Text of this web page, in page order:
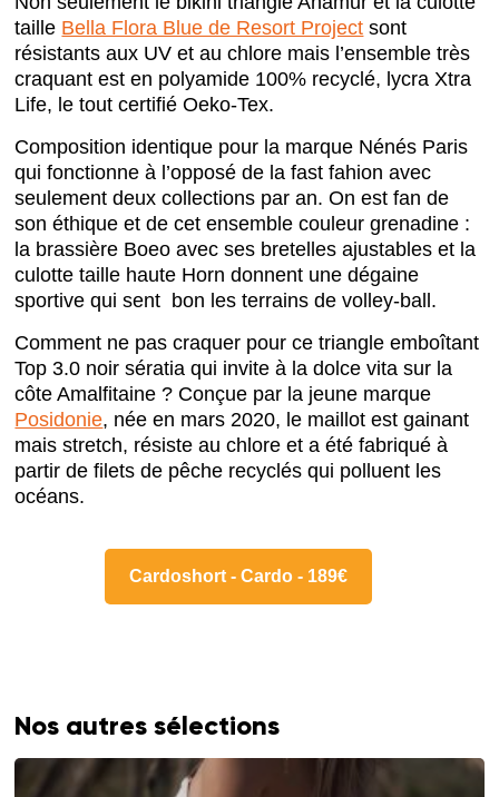
taille Bella Flora Blue de Resort Project sont
résistants aux UV et au chlore mais l’ensemble très
craquant est en polyamide 100% recyclé, lycra Xtra
Life, le tout certifié Oeko-Tex.
Composition identique pour la marque Nénés Paris
qui fonctionne à l’opposé de la fast fahion avec
seulement deux collections par an. On est fan de
son éthique et de cet ensemble couleur grenadine :
la brassière Boeo avec ses bretelles ajustables et la
culotte taille haute Horn donnent une dégaine
sportive qui sent bon les terrains de volley-ball.
Comment ne pas craquer pour ce triangle emboîtant
Top 3.0 noir sératia qui invite à la dolce vita sur la
côte Amalfitaine ? Conçue par la jeune marque
Posidonie, née en mars 2020, le maillot est gainant
mais stretch, résiste au chlore et a été fabriqué à
partir de filets de pêche recyclés qui polluent les
océans.
Cardoshort - Cardo - 189€
Nos autres sélections